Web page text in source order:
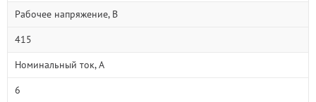
Рабочее напряжение, В
415
Номинальный ток, А
6